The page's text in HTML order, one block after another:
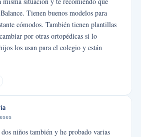
Tienen buenos modelos para
cómodos. También tienen plantillas
por otras ortopédicas si lo
los usan para el colegio y están
niños también y he probado varias